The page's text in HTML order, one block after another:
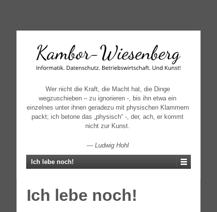
↓
CONTENT
Wer nicht die Kraft, die Macht hat, die Dinge
wegzuschieben – zu ignorieren -, bis ihn etwa ein
einzelnes unter ihnen geradezu mit physischen Klammern
packt; ich betone das „physisch“ -, der, ach, er kommt
nicht zur Kunst.
— Ludwig Hohl
Ich lebe noch!
Ich lebe noch!